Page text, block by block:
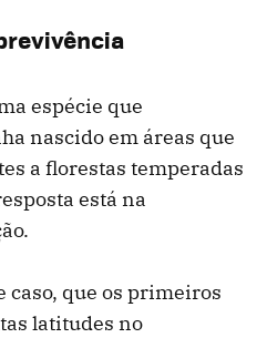
espécie que
nascido em áreas que
a florestas temperadas
está na
caso, que os primeiros
latitudes no